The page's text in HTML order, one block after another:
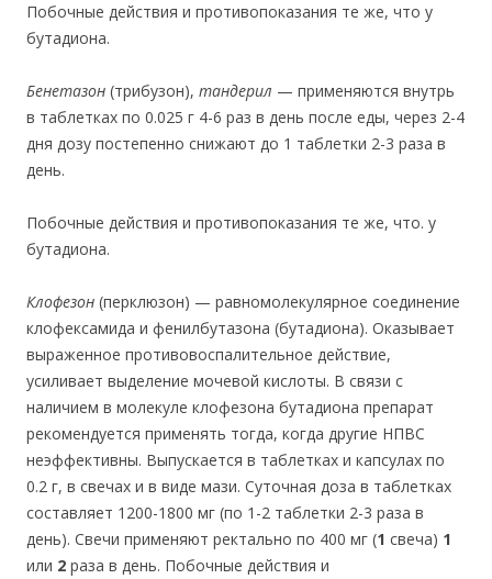
Побочные действия и противопоказания те же, что у
бутадиона.
Бенетазон (трибузон), тандерил — применяются внутрь
в таблетках по 0.025 г 4-6 раз в день после еды, через 2-4
дня дозу постепенно снижают до 1 таблетки 2-3 раза в
день.
Побочные действия и противопоказания те же, что. у
бутадиона.
Клофезон (перклюзон) — равномолекулярное соединение
клофексамида и фенилбутазона (бутадиона). Оказывает
выраженное противовоспалительное действие,
усиливает выделение мочевой кислоты. В связи с
наличием в молекуле клофезона бутадиона препарат
рекомендуется применять тогда, когда другие НПВС
неэффективны. Выпускается в таблетках и капсулах по
0.2 г, в свечах и в виде мази. Суточная доза в таблетках
составляет 1200-1800 мг (по 1-2 таблетки 2-3 раза в
день). Свечи применяют ректально по 400 мг (1 свеча) 1
или 2 раза в день. Побочные действия и